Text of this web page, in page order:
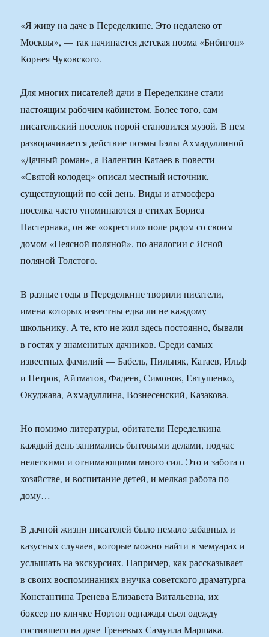
«Я живу на даче в Переделкине. Это недалеко от
Москвы», — так начинается детская поэма «Бибигон»
Корнея Чуковского.
Для многих писателей дачи в Переделкине стали
настоящим рабочим кабинетом. Более того, сам
писательский поселок порой становился музой. В нем
разворачивается действие поэмы Бэлы Ахмадуллиной
«Дачный роман», а Валентин Катаев в повести
«Святой колодец» описал местный источник,
существующий по сей день. Виды и атмосфера
поселка часто упоминаются в стихах Бориса
Пастернака, он же «окрестил» поле рядом со своим
домом «Неясной поляной», по аналогии с Ясной
поляной Толстого.
В разные годы в Переделкине творили писатели,
имена которых известны едва ли не каждому
школьнику. А те, кто не жил здесь постоянно, бывали
в гостях у знаменитых дачников. Среди самых
известных фамилий — Бабель, Пильняк, Катаев, Ильф
и Петров, Айтматов, Фадеев, Симонов, Евтушенко,
Окуджава, Ахмадуллина, Вознесенский, Казакова.
Но помимо литературы, обитатели Переделкина
каждый день занимались бытовыми делами, подчас
нелегкими и отнимающими много сил. Это и забота о
хозяйстве, и воспитание детей, и мелкая работа по
дому…
В дачной жизни писателей было немало забавных и
казусных случаев, которые можно найти в мемуарах и
услышать на экскурсиях. Например, как рассказывает
в своих воспоминаниях внучка советского драматурга
Константина Тренева Елизавета Витальевна, их
боксер по кличке Нортон однажды съел одежду
гостившего на даче Треневых Самуила Маршака.